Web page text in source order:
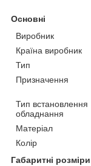
Основні
Виробник
Країна виробник
Тип
Призначення
Тип встановлення
обладнання
Матеріал
Колір
Габаритні розміри